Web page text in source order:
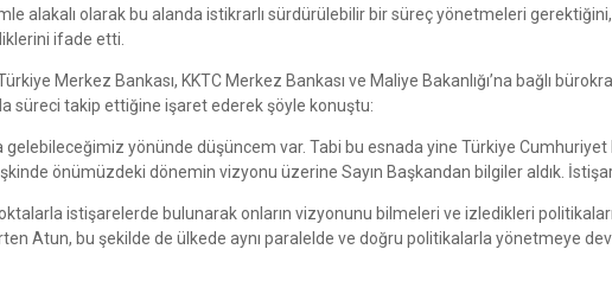
alakalı olarak bu alanda istikrarlı sürdürülebilir bir süreç yönetmeleri
ifade etti.
Merkez Bankası, KKTC Merkez Bankası ve Maliye Bakanlığı’na bağlı
süreci takip ettiğine işaret ederek şöyle konuştu:
yönünde düşüncem var. Tabi bu esnada yine Türkiye Cumhuriyet
önümüzdeki dönemin vizyonu üzerine Sayın Başkandan bilgiler aldık.
istişarelerde bulunarak onların vizyonunu bilmeleri ve izledikleri politikaları
Atun, bu şekilde de ülkede aynı paralelde ve doğru politikalarla yönetmeye